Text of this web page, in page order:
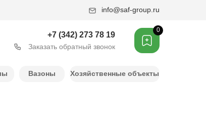
info@saf-group.ru
Заказать обратный звонок
+7 (342) 273 78 19
0
Вазоны Хозяйственные объекты